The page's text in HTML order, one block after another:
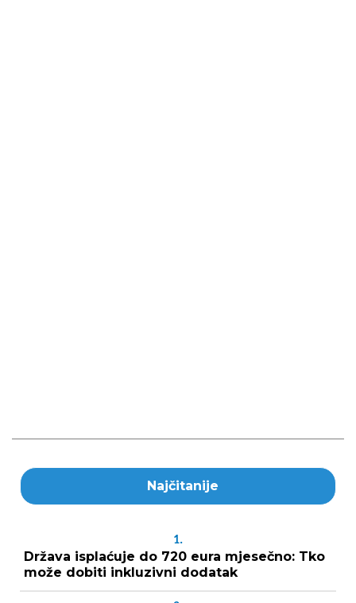
Najčitanije
1.
Država isplaćuje do 720 eura mjesečno: Tko
može dobiti inkluzivni dodatak